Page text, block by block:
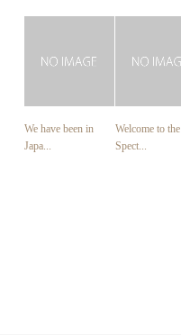
We have been in
Japa...
Welcome to the
Spect...